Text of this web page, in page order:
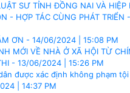
SƯ TỈNH ĐỒNG NAI VÀ HIỆP
- HỢP TÁC CÙNG PHÁT
ƠN - 14/06/2024 | 15:08 PM
MỚI VỀ NHÀ Ở XÃ HỘI TỪ
- 13/06/2024 | 15:26 PM
được xác định không phạm
| 14:37 PM